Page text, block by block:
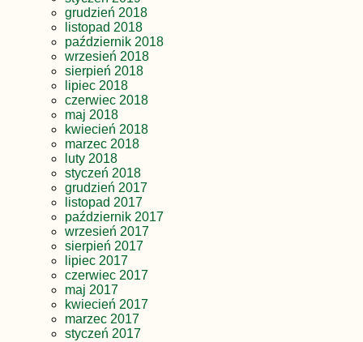
grudzień 2018
listopad 2018
październik 2018
wrzesień 2018
sierpień 2018
lipiec 2018
czerwiec 2018
maj 2018
kwiecień 2018
marzec 2018
luty 2018
styczeń 2018
grudzień 2017
listopad 2017
październik 2017
wrzesień 2017
sierpień 2017
lipiec 2017
czerwiec 2017
maj 2017
kwiecień 2017
marzec 2017
styczeń 2017